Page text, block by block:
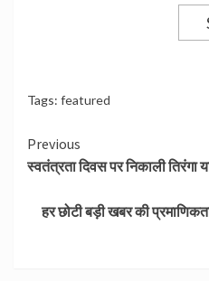
Tags: featured
Continue
Reading
Previous
स्वतंत्रता दिवस पर निकाली तिरंगा
हर छोटी बड़ी खबर की